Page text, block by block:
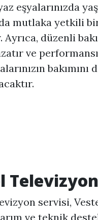
eşyalarınızda
mutlaka yetkili
düzenli
ve
servisi,
ve teknik